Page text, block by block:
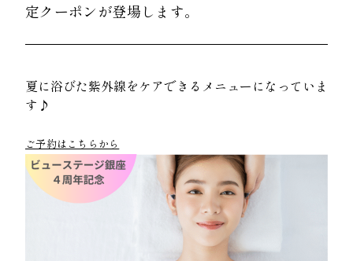
定クーポンが登場します。
夏に浴びた紫外線をケアできるメニューになっていま
す♪
ご予約はこちらから